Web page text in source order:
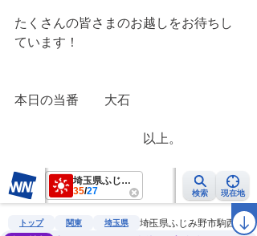
たくさんの皆さまのお越しをお待ちし
ています！
本日の当番　　大石
以上。